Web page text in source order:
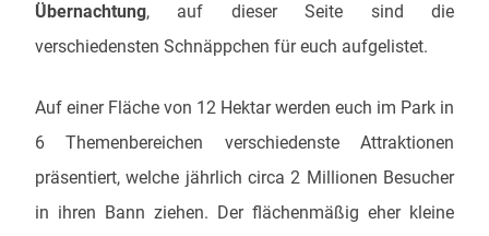
Übernachtung, auf dieser Seite sind die
verschiedensten Schnäppchen für euch aufgelistet.
Auf einer Fläche von 12 Hektar werden euch im Park in
6 Themenbereichen verschiedenste Attraktionen
präsentiert, welche jährlich circa 2 Millionen Besucher
in ihren Bann ziehen. Der flächenmäßig eher kleine